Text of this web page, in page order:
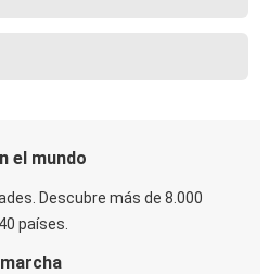
el mundo
Descubre más de 8.000
países.